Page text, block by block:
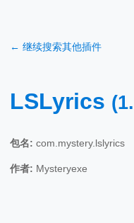
← 继续搜索其他插件
LSLyrics
包名: com.mystery.lslyrics
作者: Mysteryexe